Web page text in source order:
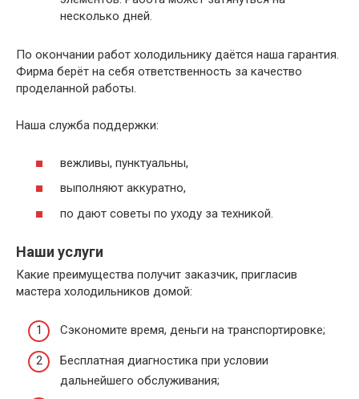
несколько дней.
По окончании работ холодильнику даётся наша гарантия.
Фирма берёт на себя ответственность за качество
проделанной работы.
Наша служба поддержки:
вежливы, пунктуальны,
выполняют аккуратно,
по дают советы по уходу за техникой.
Наши услуги
Какие преимущества получит заказчик, пригласив
мастера холодильников домой:
Сэкономите время, деньги на транспортировке;
Бесплатная диагностика при условии
дальнейшего обслуживания;